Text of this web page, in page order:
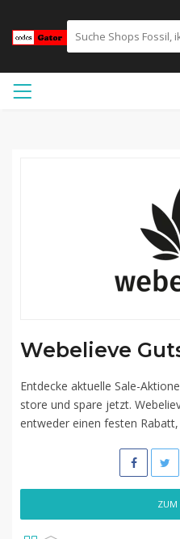
Webelieve
Entdecke aktuelle Sale-
store und spare jetzt.
entweder einen festen
ZUM